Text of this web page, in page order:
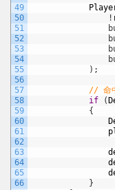
49
50
51
52
53
54
55
56
57
58
59
60
61
62
63
64
65
66
!
bullet.X <
bullet.X >
bullet.Z <
bullet.Z >
);
// 命
if
(
{
}